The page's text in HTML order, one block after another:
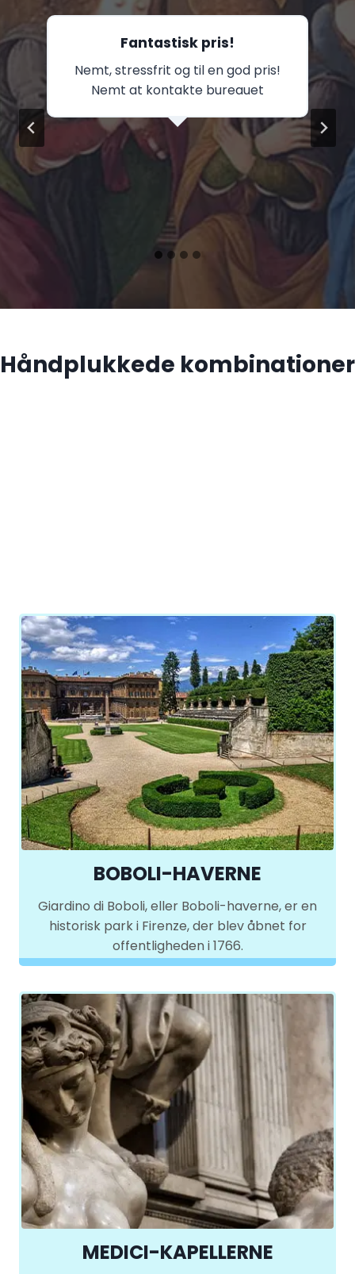
Fantastisk pris!
Nemt, stressfrit og til en god pris!
Nemt at kontakte bureauet
Håndplukkede kombinationer
BOBOLI-HAVERNE
Giardino di Boboli, eller Boboli-haverne, er en
historisk park i Firenze, der blev åbnet for
offentligheden i 1766.
MEDICI-KAPELLERNE